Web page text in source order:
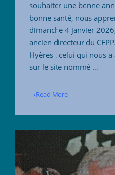
souhaiter une bonne
bonne santé, nous
dimanche 4 janvier
ancien directeur du
Hyères , celui qui nous
sur le site nommé …
→Read More